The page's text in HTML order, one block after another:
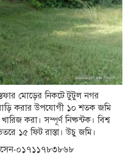
সাধারণ পরিষদের সভাপতি
বাংলাদেশ
জানাজা ও দাফন: জিলহজ
শেষভাগ ও মহররমের শুরুতে
সফরে যাচ্ছেন প্রধানমন্ত্রী
রহমান
আসনের এমপিদের
গল্প
মোড়ের নিকটে টুটুল নগর
করার উপযোগী ১০ শতক জমি
করা। সম্পূর্ণ নিষ্কন্টক। বিশ্ব
১৫ ফিট রাস্তা। উচু জমি।
০১৭১১৭৮৩৮৬৮